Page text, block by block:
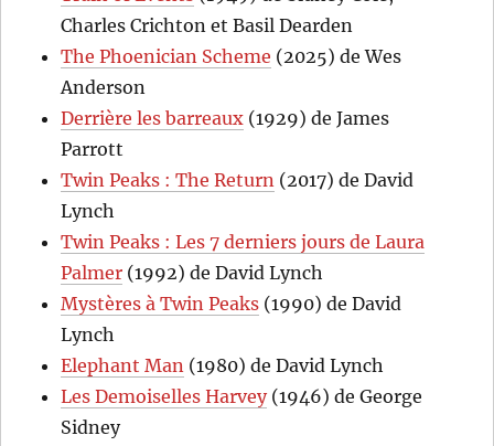
Charles Crichton et Basil Dearden
The Phoenician Scheme (2025) de Wes
Anderson
Derrière les barreaux (1929) de James
Parrott
Twin Peaks : The Return (2017) de David
Lynch
Twin Peaks : Les 7 derniers jours de Laura
Palmer (1992) de David Lynch
Mystères à Twin Peaks (1990) de David
Lynch
Elephant Man (1980) de David Lynch
Les Demoiselles Harvey(1946) de George
Sidney